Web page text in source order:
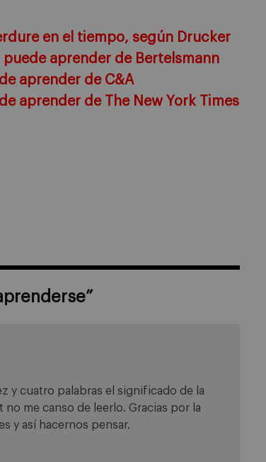
en el tiempo, según Drucker
aprender de Bertelsmann
aprender de C&A
aprender de The New York Times
”
y cuatro palabras el significado de la
me canso de leerlo. Gracias por la
y así hacernos pensar.